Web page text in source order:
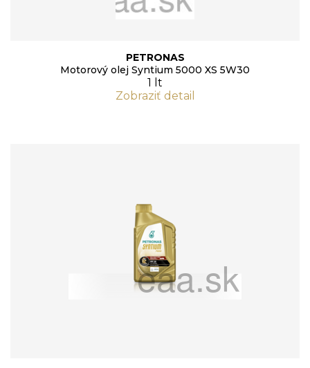
PETRONAS
Motorový olej Syntium 5000 XS 5W30
1 lt
Zobraziť detail